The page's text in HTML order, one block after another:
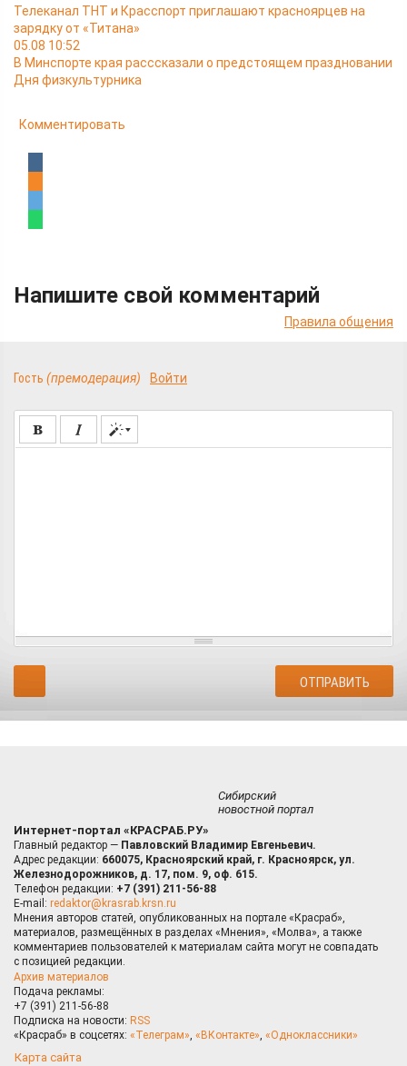
Телеканал ТНТ и Красспорт приглашают красноярцев на
зарядку от «Титана»
05.08 10:52
В Минспорте края расссказали о предстоящем праздновании
Дня физкультурника
Комментировать
Напишите свой комментарий
Правила общения
Гость (премодерация) Войти
Сибирский
новостной портал
Интернет-портал «КРАСРАБ.РУ»
Главный редактор — Павловский Владимир Евгеньевич.
Адрес редакции: 660075, Красноярский край, г. Красноярск, ул.
Железнодорожников, д. 17, пом. 9, оф. 615.
Телефон редакции: +7 (391) 211-56-88
E-mail: redaktor@krasrab.krsn.ru
Мнения авторов статей, опубликованных на портале «Красраб»,
материалов, размещённых в разделах «Мнения», «Молва», а также
комментариев пользователей к материалам сайта могут не совпадать
с позицией редакции.
Архив материалов
Подача рекламы:
+7 (391) 211-56-88
Подписка на новости: RSS
«Красраб» в соцсетях: «Телеграм» «ВКонтакте» «Одноклассники»
Карта сайта